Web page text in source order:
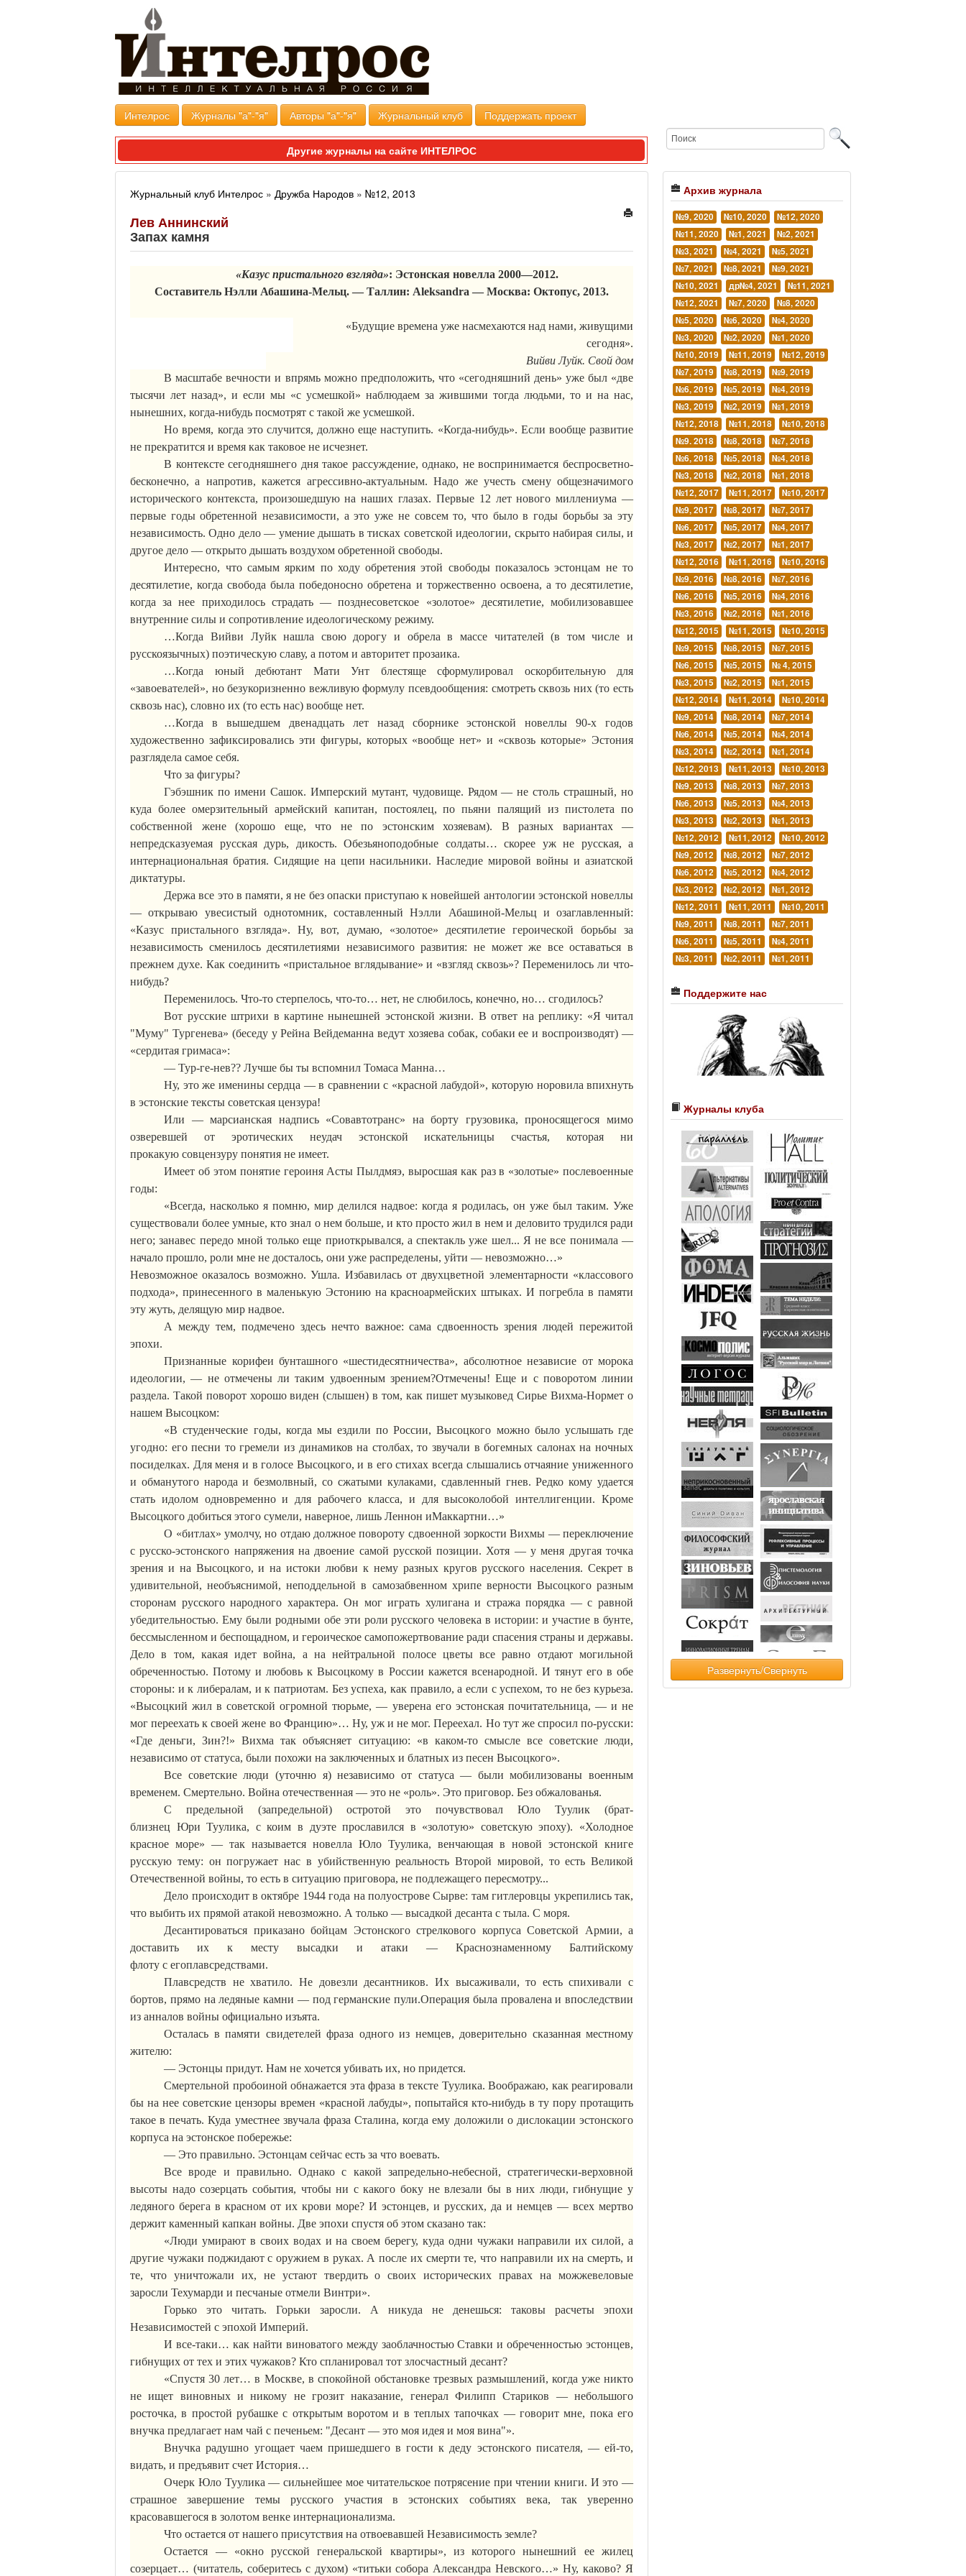
Интелрос Журналы "а"-"я" Авторы "а"-"я" Журнальный клуб Поддержать проект
Другие журналы на сайте ИНТЕЛРОС
Журнальный клуб Интелрос » Дружба Народов » №12, 2013
Лев Аннинский
Запах камня
«Казус пристального взгляда»: Эстонская новелла 2000—2012.
Составитель Нэлли Абашина-Мельц. — Таллин: Aleksandra — Москва: Октопус, 2013.
«Будущие времена уже насмехаются над нами, живущими
сегодня».
Вийви Луйк. Свой дом
В масштабе вечности и впрямь можно предположить, что «сегодняшний день» уже был «две
тысячи лет назад», и если мы «с усмешкой» наблюдаем за жившими тогда людьми, то и на нас,
нынешних, когда-нибудь посмотрят с такой же усмешкой.
Но время, когда это случится, должно еще наступить. «Когда-нибудь». Если вообще развитие
не прекратится и время как таковое не исчезнет.
В контексте сегодняшнего дня такое рассуждение, однако, не воспринимается беспросветно-
бесконечно, а напротив, кажется агрессивно-актуальным. Надо же учесть смену общезначимого
исторического контекста, произошедшую на наших глазах. Первые 12 лет нового миллениума —
первые годы обретенной независимости, а это уже не совсем то, что было в годы борьбы за эту
независимость. Одно дело — умение дышать в тисках советской идеологии, скрыто набирая силы, и
другое дело — открыто дышать воздухом обретенной свободы.
Интересно, что самым ярким по ходу обретения этой свободы показалось эстонцам не то
десятилетие, когда свобода была победоносно обретена и торжественно освоена, а то десятилетие,
когда за нее приходилось страдать —позднесоветское «золотое» десятилетие, мобилизовавшее
внутренние силы и сопротивление идеологическому режиму.
…Когда Вийви Луйкнашла свою дорогу и обрела в массе читателей (в том числе и
русскоязычных) поэтическую славу, а потом и авторитет прозаика.
…Когда юный дебютант Мати Унт блестяще сформулировал оскорбительную для
«завоевателей», но безукоризненно вежливую формулу псевдообщения: смотреть сквозь них (то есть
сквозь нас), словно их (то есть нас) вообще нет.
…Когда в вышедшем двенадцать лет назад сборнике эстонской новеллы 90-х годов
художественно зафиксировались эти фигуры, которых «вообще нет» и «сквозь которые» Эстония
разглядела самое себя.
Что за фигуры?
Гэбэшник по имени Сашок. Имперский мутант, чудовище. Рядом — не столь страшный, но
куда более омерзительный армейский капитан, постоялец,по пьяни палящий из пистолета по
собственной жене (хорошо еще, что не по эстонским хозяевам). В разных вариантах —
непредсказуемая русская дурь, дикость. Обезьяноподобные солдаты… скорее уж не русская, а
интернациональная братия. Сидящие на цепи насильники. Наследие мировой войны и азиатской
диктатуры.
Держа все это в памяти, я не без опаски приступаю к новейшей антологии эстонской новеллы
— открываю увесистый однотомник, составленныйНэлли Абашиной-Мельц и озаглавленный:
«Казус пристального взгляда». Ну, вот, думаю, «золотое» десятилетие героической борьбы за
независимость сменилось десятилетиями независимого развития: не может же все оставаться в
прежнем духе. Как соединить «пристальное вглядывание» и «взглядсквозь»? Переменилось ли что-
нибудь?
Переменилось. Что-то стерпелось, что-то… нет, неслюбилось, конечно, но… сгодилось?
Вот русские штрихи в картине нынешней эстонской жизни. В ответ на реплику: «Я читал
"Муму" Тургенева» (беседу у РейнаВейдеманна ведут хозяева собак, собаки ее и воспроизводят) —
«сердитая гримаса»:
—Тур-ге-нев?? Лучше бы ты вспомнил Томаса Манна…
Ну, это же именины сердца — в сравнении с «красной лабудой», которую норовила впихнуть
в эстонские тексты советская цензура!
Или — марсианская надпись «Совавтотранс» на борту грузовика, проносящегося мимо
озверевшей от эротических неудач эстонской искательницы счастья,которая ни
прокакую совцензуру понятия не имеет.
Имеет об этом понятие героиня Асты Пылдмяэ, выросшая как раз в «золотые» послевоенные
годы:
«Всегда, насколько я помню, мир делился надвое: когда я родилась, он уже был таким. Уже
существовали болееумные, кто знал о нем больше, и кто просто жил в нем и деловито трудился ради
него; занавес передо мной только еще приоткрывался, а спектакль уже шел... Я не все понимала —
начало прошло, роли мне не досталось, они уже распределены, уйти — невозможно…»
Невозможноеоказалось возможно. Ушла. Избавилась от двухцветной элементарности «классового
подхода», принесенного в маленькую Эстонию на красноармейских штыках. И погребла в памяти
эту жуть, делящую мир надвое.
А между тем, подмечено здесь нечто важное: сама сдвоенность зрения людей пережитой
эпохи.
Признанные корифеибунташного «шестидесятничества», абсолютноенезависие от морока
идеологии, — не отмечены ли таким удвоенным зрением?Отмечены! Еще и с поворотом линии
раздела. Такой поворот хорошо виден (слышен) в том, как пишет музыковедСирье Вихма-Нормет о
нашем Высоцком:
«В студенческие годы, когда мы ездили по России, Высоцкого можно было услышать где
угодно: его песни то гремели из динамиков на столбах, то звучали в богемных салонах на ночных
посиделках. Для меня и в голосе Высоцкого, и в его стихах всегда слышались отчаяние униженного
и обманутого народа и безмолвный, со сжатыми кулаками, сдавленный гнев. Редко кому удается
стать идолом одновременно и для рабочего класса, и для высоколобой интеллигенции. Кроме
Высоцкого добиться этого сумели, наверное, лишь Леннон иМаккартни…»
О «битлах» умолчу, но отдаю должное повороту сдвоенной зоркостиВихмы — переключение
с русско-эстонского напряжения на двоение самой русской позиции. Хотя — у меня другая точка
зрения и на Высоцкого, и на истоки любви к нему разных кругов русского населения. Секрет в
удивительной, необъяснимой, неподдельной в самозабвенном хрипе верности Высоцкого разным
сторонам русского народного характера. Он мог играть хулигана и стража порядка — с равной
убедительностью. Ему были родными обе эти роли русского человека в истории: и участие в бунте,
бессмысленном и беспощадном, и героическое самопожертвование ради спасения страны и державы.
Дело в том, какая идет война, а на нейтральной полосе цветы все равно отдают могильной
обреченностью. Потому и любовь к Высоцкому в России кажется всенародной. И тянут его в обе
стороны: и к либералам, и к патриотам. Без успеха, как правило, а если с успехом, то не без курьеза.
«Высоцкий жил в советской огромной тюрьме, — уверена его эстонская почитательница, — и не
мог переехать к своей жене во Францию»… Ну, уж и не мог. Переехал. Но тут же спросил по-русски:
«Где деньги, Зин?!»Вихма так объясняет ситуацию: «в каком-то смысле все советские люди,
независимо от статуса, были похожи на заключенных и блатных из песен Высоцкого».
Все советские люди (уточню я) независимо от статуса — были мобилизованы военным
временем. Смертельно. Война отечественная — это не «роль». Это приговор. Без обжалованья.
С предельной (запредельной) остротой это почувствовалЮло Туулик (брат-
близнец Юри Туулика, с коим в дуэте прославился в «золотую» советскую эпоху). «Холодное
красное море» — так называется новелла Юло Туулика, венчающая в новой эстонской книге
русскую тему: он погружает нас в убийственную реальность Второй мировой, то есть Великой
Отечественной войны, то есть в ситуацию приговора, не подлежащего пересмотру...
Дело происходит в октябре 1944 года на полуостровеСырве: там гитлеровцы укрепились так,
что выбить их прямой атакой невозможно. А только — высадкой десанта с тыла. С моря.
Десантироваться приказано бойцам Эстонского стрелкового корпуса Советской Армии, а
доставить их к месту высадки и атаки — Краснознаменному Балтийскому
флоту с егоплавсредствами.
Плавсредств не хватило. Не довезли десантников. Их высаживали, то есть спихивали с
бортов, прямо на ледяные камни — под германские пули.Операция была провалена и впоследствии
из анналов войны официально изъята.
Осталась в памяти свидетелей фраза одного из немцев, доверительно сказанная местному
жителю:
— Эстонцы придут. Нам не хочется убивать их, но придется.
Смертельной пробоиной обнажается эта фраза в тексте Туулика.Воображаю, как реагировали
бы на нее советские цензоры времен «краснойлабуды», попытайся кто-нибудь в ту пору протащить
такое в печать. Куда уместнее звучала фраза Сталина, когда ему доложили о дислокации эстонского
корпуса на эстонское побережье:
— Это правильно. Эстонцам сейчас есть за что воевать.
Все вроде и правильно. Однако с какой запредельно-небесной, стратегически-верховной
высоты надо созерцать события, чтобы ни с какого боку не влезали бы в них люди, гибнущие у
ледяного берега в красном от их крови море? И эстонцев, и русских, да и немцев — всех мертво
держит каменный капкан войны. Две эпохи спустя об этом сказано так:
«Люди умирают в своих водах и на своем берегу, куда одни чужаки направили их силой, а
другие чужаки поджидают с оружием в руках. А после их смерти те, что направили их на смерть, и
те, что уничтожали их, не устают твердить о своих исторических правах на можжевеловые
заросли Техумарди и песчаные отмели Винтри».
Горько это читать. Горьки заросли. А никуда не денешься: таковы расчеты эпохи
Независимостей с эпохой Империй.
И все-таки… как найти виноватогомежду заоблачностьюСтавки и обреченностью эстонцев,
гибнущих от тех и этих чужаков? Кто спланировал тот злосчастный десант?
«Спустя 30 лет… в Москве, в спокойной обстановке трезвых размышлений, когда уже никто
не ищет виновных и никому не грозит наказание, генерал Филипп Стариков — небольшого
росточка, в простой рубашке с открытым воротом и в теплых тапочках — говорит мне, пока его
внучка предлагает нам чай с печеньем: "Десант — это моя идея и моя вина"».
Внучка радушно угощает чаем пришедшего в гости к деду эстонского писателя, — ей-то,
видать, и предъявит счет История…
Очерк Юло Туулика — сильнейшее мое читательское потрясение при чтении книги. И это —
страшное завершение темы русского участия в эстонских событиях века, так уверенно
красовавшегося в золотом венке интернационализма.
Что остается от нашего присутствия на отвоевавшей Независимость земле?
Остается — «окно русской генеральской квартиры», из которого нынешний ее жилец
созерцает… (читатель, соберитесь с духом) «титьки собора Александра Невского…» Ну, каково? Я
Архив журнала
№9, 2020 №10, 2020
№12, 2020
№11, 2020
№1, 2021
№2, 2021
№3, 2021
№4, 2021
№5, 2021
№7, 2021
№8, 2021
№9, 2021
№10, 2021
др№4, 2021
№11, 2021
№12, 2021
№7, 2020
№8, 2020
№5, 2020
№6, 2020
№4, 2020
№3, 2020
№2, 2020
№1, 2020
№10, 2019
№11, 2019
№12, 2019
№7, 2019
№8, 2019
№9, 2019
№6, 2019
№5, 2019
№4, 2019
№3, 2019
№2, 2019
№1, 2019
№12, 2018
№11, 2018
№10, 2018
№9. 2018
№8, 2018
№7, 2018
№6, 2018
№5, 2018
№4, 2018
№3, 2018
№2, 2018
№1, 2018
№12, 2017
№11, 2017
№10, 2017
№9, 2017
№8, 2017
№7, 2017
№6, 2017
№5, 2017
№4, 2017
№3, 2017
№2, 2017
№1, 2017
№12, 2016
№11, 2016
№10, 2016
№9, 2016
№8, 2016
№7, 2016
№6, 2016
№5, 2016
№4, 2016
№3, 2016
№2, 2016
№1, 2016
№12, 2015
№11, 2015
№10, 2015
№9, 2015
№8, 2015
№7, 2015
№6, 2015
№5, 2015
№ 4, 2015
№3, 2015
№2, 2015
№1, 2015
№12, 2014
№11, 2014
№10, 2014
№9, 2014
№8, 2014
№7, 2014
№6, 2014
№5, 2014
№4, 2014
№3, 2014
№2, 2014
№1, 2014
№12, 2013
№11, 2013
№10, 2013
№9, 2013
№8, 2013
№7, 2013
№6, 2013
№5, 2013
№4, 2013
№3, 2013
№2, 2013
№1, 2013
№12, 2012
№11, 2012
№10, 2012
№9, 2012
№8, 2012
№7, 2012
№6, 2012
№5, 2012
№4, 2012
№3, 2012
№2, 2012
№1, 2012
№12, 2011
№11, 2011
№10, 2011
№9, 2011
№8, 2011
№7, 2011
№6, 2011
№5, 2011
№4, 2011
№3, 2011
№2, 2011 №1, 2011
Поддержите нас
Журналы клуба
Развернуть/Свернуть